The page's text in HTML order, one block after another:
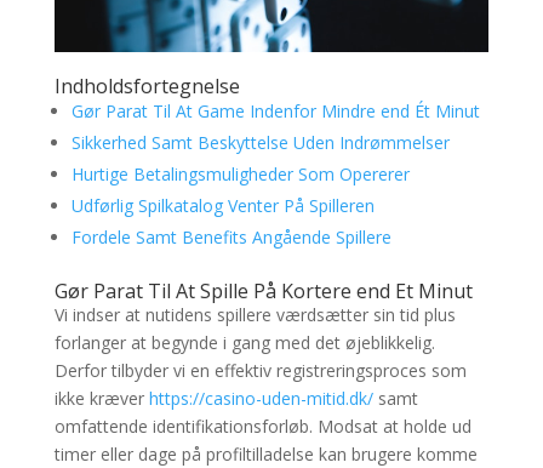
Indholdsfortegnelse
Gør Parat Til At Game Indenfor Mindre end Ét Minut
Sikkerhed Samt Beskyttelse Uden Indrømmelser
Hurtige Betalingsmuligheder Som Opererer
Udførlig Spilkatalog Venter På Spilleren
Fordele Samt Benefits Angående Spillere
Gør Parat Til At Spille På Kortere end Et Minut
Vi indser at nutidens spillere værdsætter sin tid plus
forlanger at begynde i gang med det øjeblikkelig.
Derfor tilbyder vi en effektiv registreringsproces som
ikke kræver https://casino-uden-mitid.dk/samt
omfattende identifikationsforløb. Modsat at holde ud
timer eller dage på profiltilladelse kan brugere komme